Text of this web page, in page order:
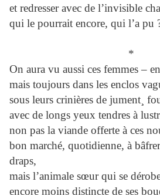
et redresser avec de l’invisible
qui le pourrait encore, qui l’a pu
*
On aura vu aussi ces femmes –
mais toujours dans les enclos
sous leurs crinières de jument¸
avec de longs yeux tendres à
non pas la viande offerte à ces
bon marché, quotidienne, à
draps,
mais l’animale sœur qui se
encore moins distincte de ses